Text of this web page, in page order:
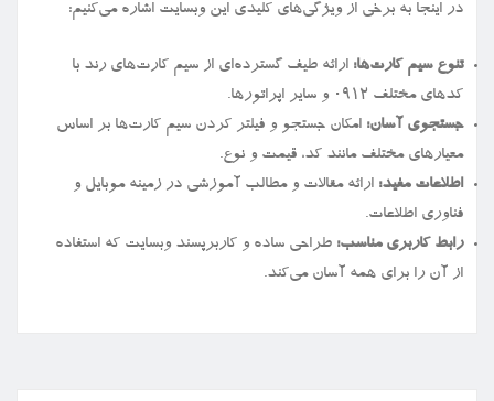
در اینجا به برخی از ویژگی‌های کلیدی این وبسایت اشاره می‌کنیم:
تنوع سیم کارت‌ها: ارائه طیف گسترده‌ای از سیم کارت‌های رند با
کدهای مختلف ۰۹۱۲ و سایر اپراتورها.
جستجوی آسان: امکان جستجو و فیلتر کردن سیم کارت‌ها بر اساس
معیارهای مختلف مانند کد، قیمت و نوع.
اطلاعات مفید: ارائه مقالات و مطالب آموزشی در زمینه موبایل و
فناوری اطلاعات.
رابط کاربری مناسب: طراحی ساده و کاربرپسند وبسایت که استفاده
از آن را برای همه آسان می‌کند.